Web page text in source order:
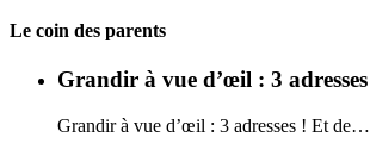
Carto
Le coin des parents
Grandir à vue d’œil : 3 adresses
Grandir à vue d’œil : 3 adresses ! Et de…